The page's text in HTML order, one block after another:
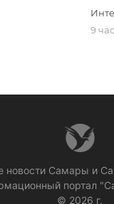
9
новости Самары и
портал
© 2026 г.